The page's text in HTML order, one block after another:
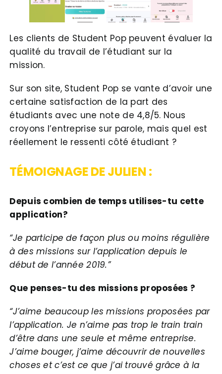
Les clients de Student Pop peuvent évaluer la
qualité du travail de l’étudiant sur la
mission.
Sur son site, Student Pop se vante d’avoir une
certaine satisfaction de la part des
étudiants avec une note de 4,8/5. Nous
croyons l’entreprise sur parole, mais quel est
réellement le ressenti côté étudiant ?
TÉMOIGNAGE DE JULIEN :
Depuis combien de temps utilises-tu cette
application?
“Je participe de façon plus ou moins régulière
à des missions sur l’application depuis le
début de l’année 2019.”
Que penses-tu des missions proposées ?
“J’aime beaucoup les missions proposées par
l’application. Je n’aime pas trop le train train
d’être dans une seule et même entreprise.
J’aime bouger, j’aime découvrir de nouvelles
choses et c’est ce que j’ai trouvé grâce à la